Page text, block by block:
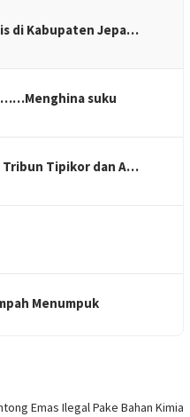
di Kabupaten Jepa…
suku
Tribun Tipikor dan A…
Menumpuk
Emas Ilegal Pake Bahan Kimia